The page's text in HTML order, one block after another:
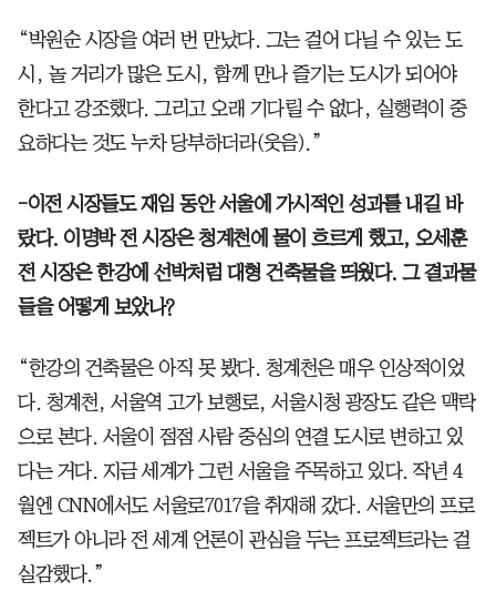
“박원순 시장을 여러 번 만났다. 그는 걸어 다닐 수 있는 도
시, 놀 거리가 많은 도시, 함께 만나 즐기는 도시가 되어야
한다고 강조했다. 그리고 오래 기다릴 수 없다, 실행력이 중
요하다는 것도 누차 당부하더라(웃음).”
-이전 시장들도 재임 동안 서울에 가시적인 성과를 내길 바
랐다. 이명박 전 시장은 청계천에 물이 흐르게 했고, 오세훈
전 시장은 한강에 선박처럼 대형 건축물을 띄웠다. 그 결과물
들을 어떻게 보았나?
“한강의 건축물은 아직 못 봤다. 청계천은 매우 인상적이었
다. 청계천, 서울역 고가 보행로, 서울시청 광장도 같은 맥락
으로 본다. 서울이 점점 사람 중심의 연결 도시로 변하고 있
다는 거다. 지금 세계가 그런 서울을 주목하고 있다. 작년 4
월엔 CNN에서도 서울로7017을 취재해 갔다. 서울만의 프로
젝트가 아니라 전 세계 언론이 관심을 두는 프로젝트라는 걸
실감했다.”